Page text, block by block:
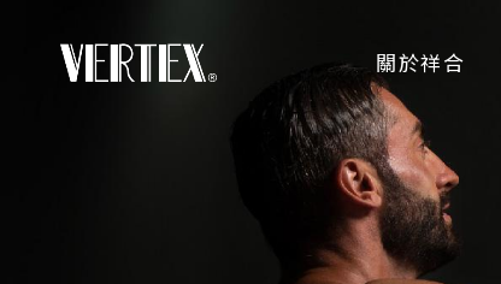
關於祥合